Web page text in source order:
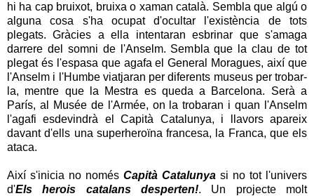
hi ha cap bruixot, bruixa o xaman català. Sembla que algú o
alguna cosa s'ha ocupat d'ocultar l'existència de tots
plegats. Gràcies a ella intentaran esbrinar que s'amaga
darrere del somni de l'Anselm. Sembla que la clau de tot
plegat és l'espasa que agafa el General Moragues, així que
l'Anselm i l'Humbe viatjaran per diferents museus per trobar-
la, mentre que la Mestra es queda a Barcelona. Serà a
París, al Musée de l'Armée, on la trobaran i quan l'Anselm
l'agafi esdevindrà el Capità Catalunya, i llavors apareix
davant d'ells una superheroïna francesa, la Franca, que els
ataca.
Així s'inicia no només Capità Catalunya si no tot l'univers
d'Els herois catalans desperten!. Un projecte molt